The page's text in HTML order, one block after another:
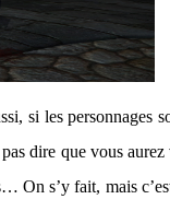
si les personnages
dire que vous
On s’y fait, mais